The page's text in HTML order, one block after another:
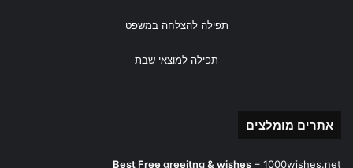
תפילה להצלחה במשפט
תפילה למוצאי שבת
אתרים מומלצים
Best Free greeitng & wishes – 1000wishes.net